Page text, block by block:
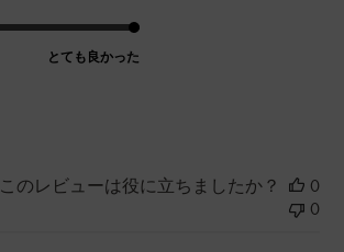
とても良かった
このレビューは役に立ちましたか？
0
0